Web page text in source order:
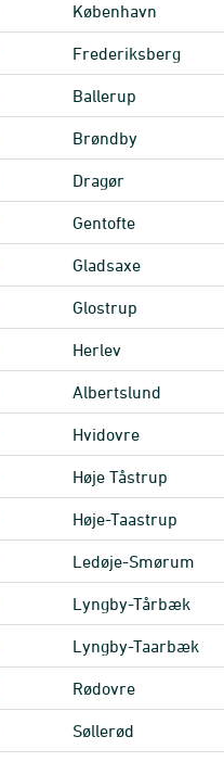
København
Frederiksberg
Ballerup
Brøndby
Dragør
Gentofte
Gladsaxe
Glostrup
Herlev
Albertslund
Hvidovre
Høje Tåstrup
Høje-Taastrup
Ledøje-Smørum
Lyngby-Tårbæk
Lyngby-Taarbæk
Rødovre
Søllerød